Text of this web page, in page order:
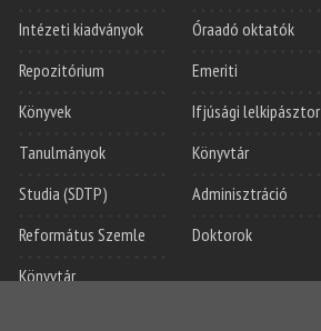
Intézeti kiadványok
Repozitórium
Könyvek
Tanulmányok
Studia (SDTP)
Református Szemle
Könyvtár
Óraadó oktatók
Emeriti
Ifjúsági lelkipásztor
Könyvtár
Adminisztráció
Doktorok